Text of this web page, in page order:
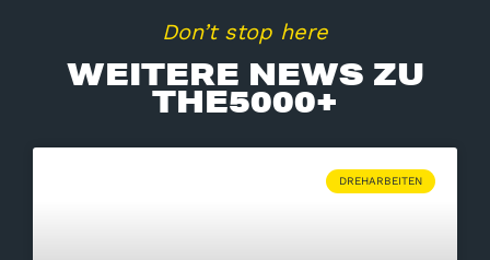
Don’t stop here
WEITERE NEWS ZU
THE5000+
DREHARBEITEN